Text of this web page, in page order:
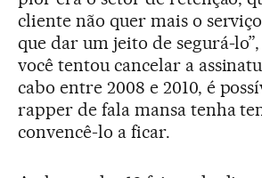
cliente não quer mais o
que dar um jeito de segurá-
você tentou cancelar a
cabo entre 2008 e 2010, é
rapper de fala mansa tenha
convencê-lo a ficar.